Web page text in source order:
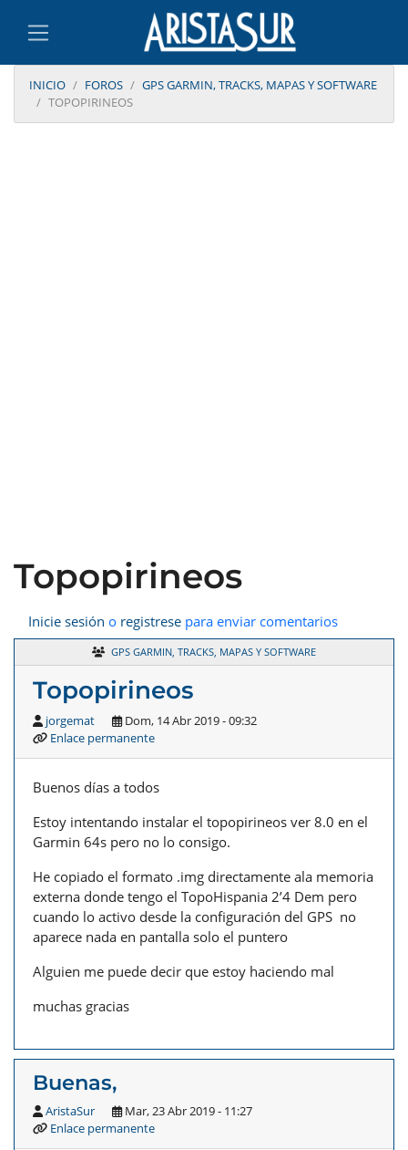
INICIO FOROS
GPS GARMIN, TRACKS, MAPAS Y SOFTWARE
TOPOPIRINEOS
Topopirineos
Inicie sesión o registrese para enviar comentarios
GPS GARMIN, TRACKS, MAPAS Y SOFTWARE
Topopirineos
jorgemat
Dom, 14 Abr 2019 - 09:32
Enlace permanente
Buenos días a todos
Estoy intentando instalar el topopirineos ver 8.0 en el
Garmin 64s pero no lo consigo.
He copiado el formato .img directamente ala memoria
externa donde tengo el TopoHispania 2’4 Dem pero
cuando lo activo desde la configuración del GPS no
aparece nada en pantalla solo el puntero
Alguien me puede decir que estoy haciendo mal
muchas gracias
Buenas,
AristaSur
Mar, 23 Abr 2019 - 11:27
Enlace permanente